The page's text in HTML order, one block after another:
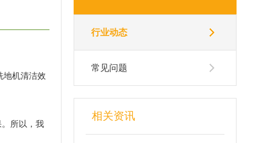
地机清洁效
所以，我
行业动态
常见问题
相关资讯